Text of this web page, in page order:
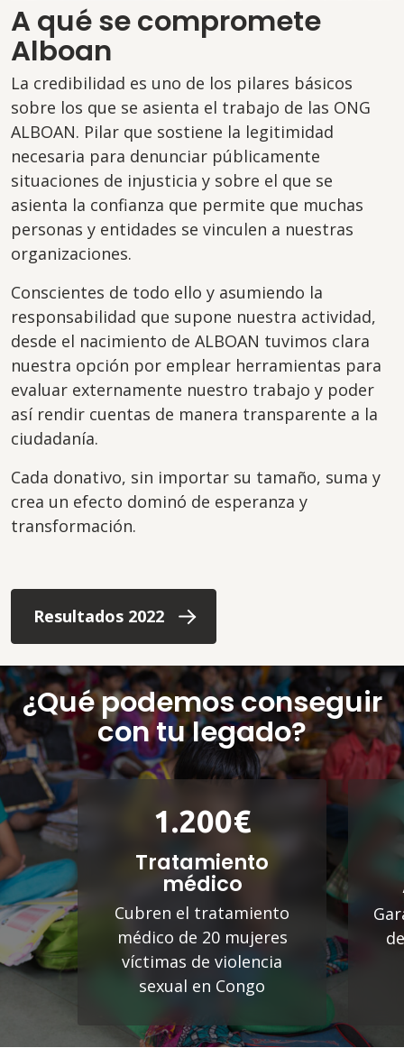
A qué se compromete
Alboan
La credibilidad es uno de los pilares básicos
sobre los que se asienta el trabajo de las ONG
ALBOAN. Pilar que sostiene la legitimidad
necesaria para denunciar públicamente
situaciones de injusticia y sobre el que se
asienta la confianza que permite que muchas
personas y entidades se vinculen a nuestras
organizaciones.
Conscientes de todo ello y asumiendo la
responsabilidad que supone nuestra actividad,
desde el nacimiento de ALBOAN tuvimos clara
nuestra opción por emplear herramientas para
evaluar externamente nuestro trabajo y poder
así rendir cuentas de manera transparente a la
ciudadanía.
Cada donativo, sin importar su tamaño, suma y
crea un efecto dominó de esperanza y
transformación.
Resultados 2022
¿Qué podemos conseguir
con tu legado?
1.200€
Tratamiento
médico
Cubren el tratamiento
médico de 20 mujeres
víctimas de violencia
sexual en Congo